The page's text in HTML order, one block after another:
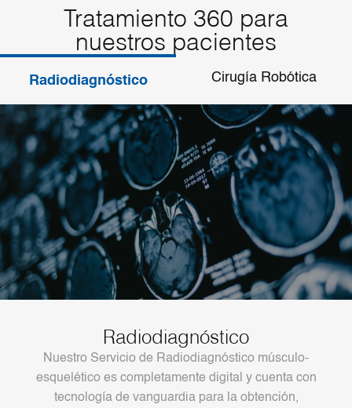
Tratamiento 360 para
nuestros pacientes
Radiodiagnóstico Cirugía Robótica
Radiodiagnóstico
Nuestro Servicio de Radiodiagnóstico músculo-
esquelético es completamente digital y cuenta con
tecnología de vanguardia para la obtención,